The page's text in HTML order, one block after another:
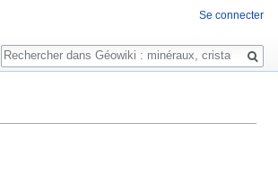
Se connecter
Rechercher